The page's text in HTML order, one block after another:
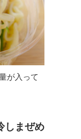
が入って
しまぜめ